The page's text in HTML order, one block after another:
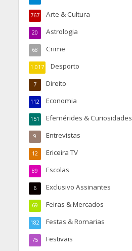
Arte & Cultura
767
Astrologia
20
Crime
68
Desporto
1.017
Direito
7
Economia
112
Efemérides & Curiosidades
151
Entrevistas
9
Ericeira TV
12
Escolas
89
Exclusivo Assinantes
6
Feiras & Mercados
69
Festas & Romarias
182
Festivais
75